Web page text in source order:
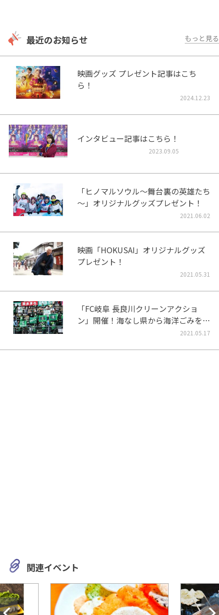
最近のお知らせ もっと見る
映画グッズ プレゼント記事はこち
ら！
2024.12.23
インタビュー記事はこちら！
2023.09.05
「ヒノマルソウル～舞台裏の英雄たち
～」オリジナルグッズプレゼント！
2021.06.02
映画「HOKUSAI」オリジナルグッズ
プレゼント！
2021.05.31
「FC岐阜 長良川クリーンアクショ
ン」開催！海なし県から海洋ごみをな
2021.05.17
関連イベント